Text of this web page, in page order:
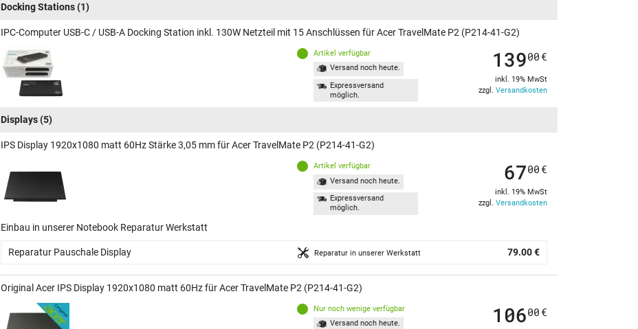
Docking Stations(1)
IPC-Computer USB-C / USB-A Docking Station inkl. 130W Netzteil mit 15 Anschlüssen für Acer TravelMate P2 (P214-41-G2)
Artikel verfügbar
Versand noch heute.
Expressversand
möglich.
13900 €
inkl. 19% MwSt
zzgl. Versandkosten
Displays(5)
IPS Display 1920x1080 matt 60Hz Stärke 3,05 mm für Acer TravelMate P2 (P214-41-G2)
Artikel verfügbar
Versand noch heute.
Expressversand
möglich.
6700 €
inkl. 19% MwSt
zzgl. Versandkosten
Einbau in unserer Notebook Reparatur Werkstatt
Reparatur Pauschale Display Reparatur in unserer Werkstatt 79.00 €
Original Acer IPS Display 1920x1080 matt 60Hz für Acer TravelMate P2 (P214-41-G2)
Nur noch wenige verfügbar
Versand noch heute.
10600 €